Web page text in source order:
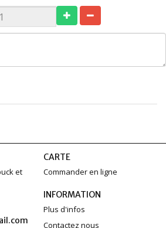
et
CARTE
Commander en ligne
INFORMATION
Plus d'infos
Contactez nous